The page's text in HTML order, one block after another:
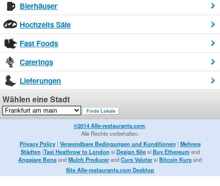
Bierhäuser
Hochzeits Säle
Fast Foods
Caterings
Lieferungen
Wählen eine Stadt
©2014 Alle-restaurants.com
Alle Rechte vorbehalten.
Privacy Policy| Verwendbare Bedingungen und Konditionen | Mehrere
Städten |Taxi Heathrow to London siDesign Sitesi Buy Ethereumand
Angajare BonaandMulch ProducerandCurs Valutarsi Bitcoin Kursand
Site Alle-restaurants.com Desktop